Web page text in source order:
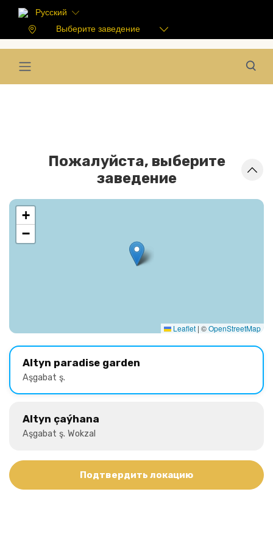
Русский
Выберите заведение
Пожалуйста, выберите
заведение
+
−
Leaflet | ©OpenStreetMap
Altyn paradise garden
Aşgabat ş.
Altyn çaýhana
Aşgabat ş. Wokzal
Подтвердить локацию